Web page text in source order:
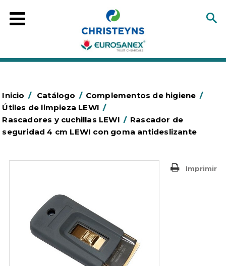
Inicio / Catálogo / Complementos de higiene /
Útiles de limpieza LEWI /
Rascadores y cuchillas LEWI / Rascador de
seguridad 4 cm LEWI con goma antideslizante
Imprimir